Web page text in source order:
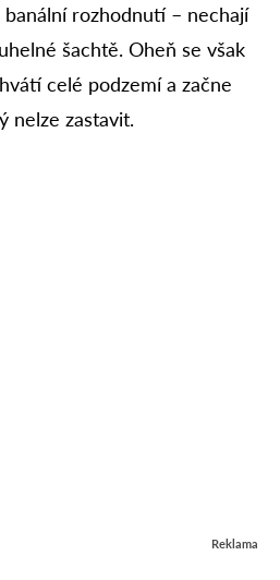
rozhodnutí – nechají
šachtě. Oheň se však
celé podzemí a začne
nelze zastavit.
Reklama